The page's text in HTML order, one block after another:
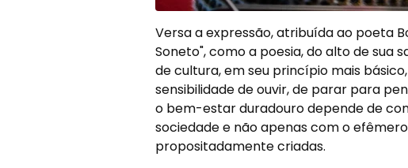
Versa a expressão, atribuída ao poeta
Soneto", como a poesia, do alto de sua
de cultura, em seu princípio mais
sensibilidade de ouvir, de parar para
o bem-estar duradouro depende de
sociedade e não apenas com o
propositadamente criadas.